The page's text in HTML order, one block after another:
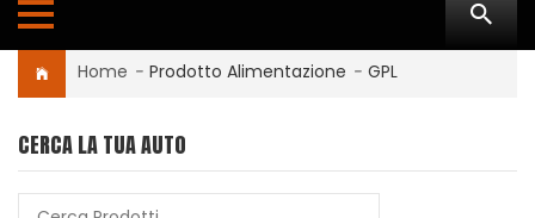
Home - Prodotto Alimentazione - GPL
CERCA LA TUA AUTO